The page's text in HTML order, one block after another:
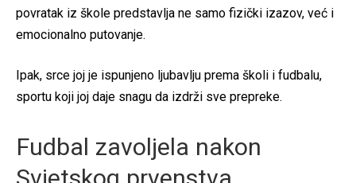
povratak iz škole predstavlja ne samo fizički izazov, već i
emocionalno putovanje.
Ipak, srce joj je ispunjeno ljubavlju prema školi i fudbalu,
sportu koji joj daje snagu da izdrži sve prepreke.
Fudbal zavoljela nakon